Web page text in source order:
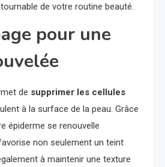
de votre routine beauté.
pour une
de supprimer les cellules
à la surface de la peau. Grâce
épiderme se renouvelle
non seulement un teint
à maintenir une texture